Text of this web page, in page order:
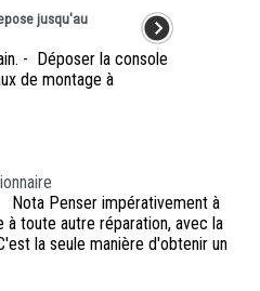
jusqu'au
- Déposer la console
de montage à
Nota Penser impérativement à
toute autre réparation, avec la
la seule manière d'obtenir un